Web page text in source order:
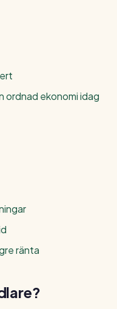
ordnad ekonomi idag
ränta